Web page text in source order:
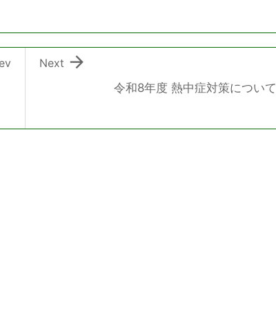
令和8年度 熱中症対策について

Next